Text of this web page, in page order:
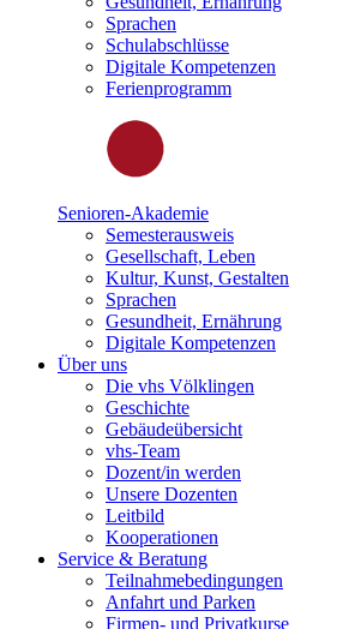
Sprachen
Schulabschlüsse
Digitale Kompetenzen
Ferienprogramm
Senioren-Akademie
Semesterausweis
Gesellschaft, Leben
Kultur, Kunst, Gestalten
Sprachen
Gesundheit, Ernährung
Digitale Kompetenzen
Über uns
Die vhs Völklingen
Geschichte
Gebäudeübersicht
vhs-Team
Dozent/in werden
Unsere Dozenten
Leitbild
Kooperationen
Service & Beratung
Teilnahmebedingungen
Anfahrt und Parken
Firmen- und Privatkurse